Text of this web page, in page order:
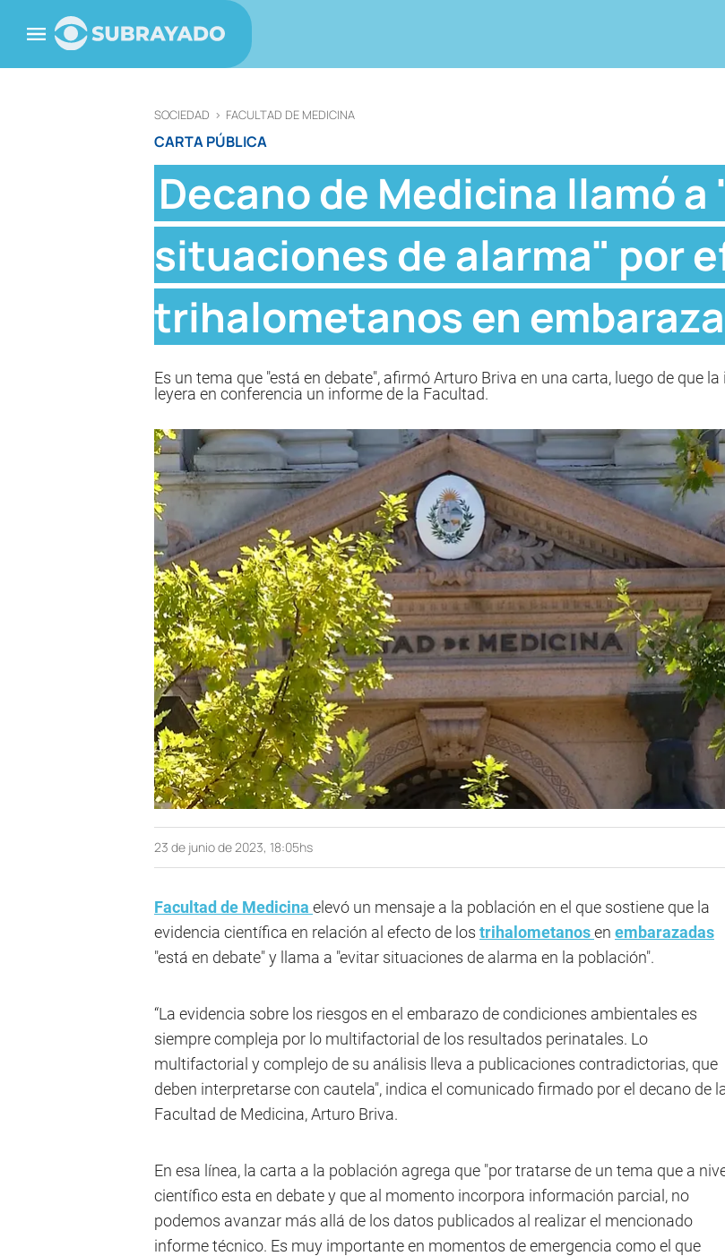
SOCIEDAD > FACULTAD DE MEDICINA
CARTA PÚBLICA
Decano de Medicina llamó
situaciones de alarma" por
trihalometanos en
Es un tema que "está en debate", afirmó Arturo Briva en una carta, luego de que
leyera en conferencia un informe de la Facultad.
23 de junio de 2023, 18:05hs
Facultad de Medicina elevó un mensaje a la población en el que sostiene que la
evidencia científica en relación al efecto de los trihalometanosen embarazadas
"está en debate" y llama a "evitar situaciones de alarma en la población".
“La evidencia sobre los riesgos en el embarazo de condiciones ambientales es
siempre compleja por lo multifactorial de los resultados perinatales. Lo
multifactorial y complejo de su análisis lleva a publicaciones contradictorias, que
deben interpretarse con cautela", indica el comunicado firmado por el decano de
Facultad de Medicina, Arturo Briva.
En esa línea, la carta a la población agrega que "por tratarse de un tema que a
científico esta en debate y que al momento incorpora información parcial, no
podemos avanzar más allá de los datos publicados al realizar el mencionado
informe técnico. Es muy importante en momentos de emergencia como el que